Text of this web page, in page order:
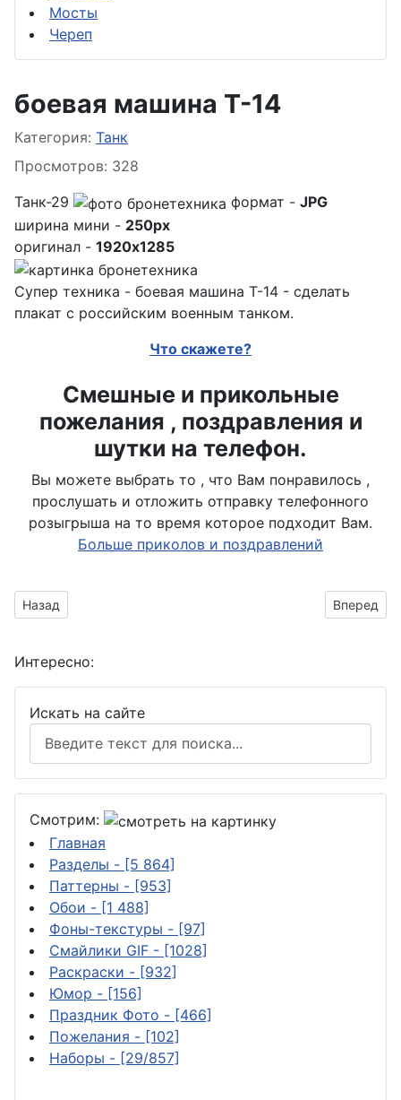
Мосты
Череп
боевая машина Т-14
Информация о материале
Категория: Танк
Просмотров: 328
Танк-29
формат - JPG
ширина мини - 250px
оригинал - 1920x1285
Супер техника - боевая машина Т-14 - сделать
плакат с российским военным танком.
Что скажете?
Смешные и прикольные
пожелания , поздравления и
шутки на телефон.
Вы можете выбрать то , что Вам понравилось ,
прослушать и отложить отправку телефонного
розыгрыша на то время которое подходит Вам.
Больше приколов и поздравлений
Предыдущий материал: тяжёлый штурмовой танк
Назад Вперед
Интересно:
Искать на сайте
Смотрим:
Главная
Разделы - [5 864]
Паттерны - [953]
Обои - [1 488]
Фоны-текстуры - [97]
Смайлики GIF - [1028]
Раскраски - [932]
Юмор - [156]
Праздник Фото - [466]
Пожелания - [102]
Наборы - [29/857]